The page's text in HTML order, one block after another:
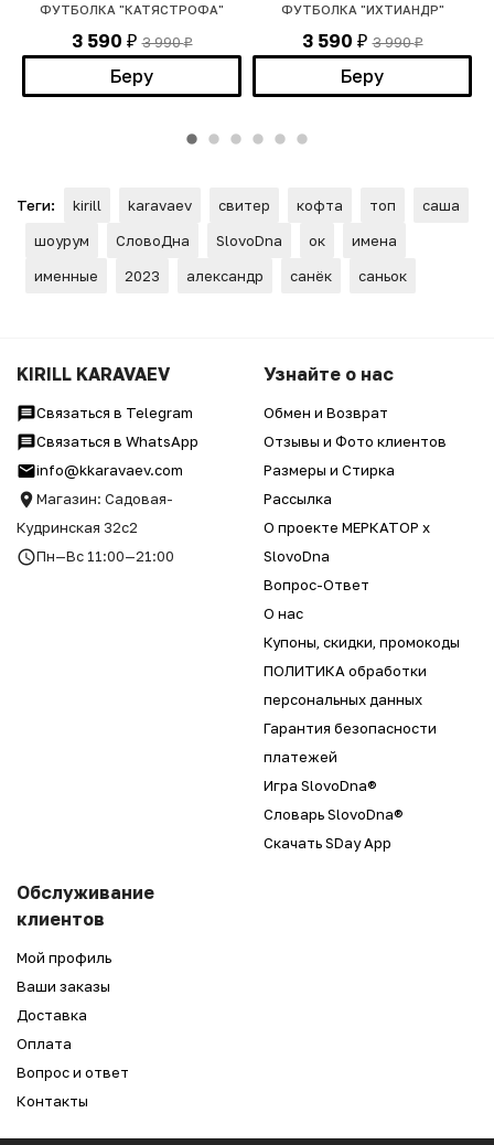
ФУТБОЛКА "КАТЯСТРОФА"
3 590 ₽ 3 990₽
Беру
ФУТБОЛКА "ИХТИАНДР"
3 590 ₽ 3 990₽
Беру
Теги: kirill karavaev свитер кофта топ
саша
шоурум
СловоДна SlovoDna ок
имена
именные
2023 александр санёк саньок
KIRILL KARAVAEV
Связаться в Telegram
Связаться в WhatsApp
info@kkaravaev.com
Магазин: Садовая-
Кудринская 32с2
Пн—Вс 11:00—21:00
Узнайте о нас
Обмен и Возврат
Отзывы и Фото клиентов
Размеры и Стирка
Рассылка
О проекте МЕРКАТОР x
SlovoDna
Вопрос-Ответ
О нас
Купоны, скидки, промокоды
ПОЛИТИКА обработки
персональных данных
Гарантия безопасности
платежей
Игра SlovoDna®
Словарь SlovoDna®
Скачать SDay App
Обслуживание
клиентов
Мой профиль
Ваши заказы
Доставка
Оплата
Вопрос и ответ
Контакты